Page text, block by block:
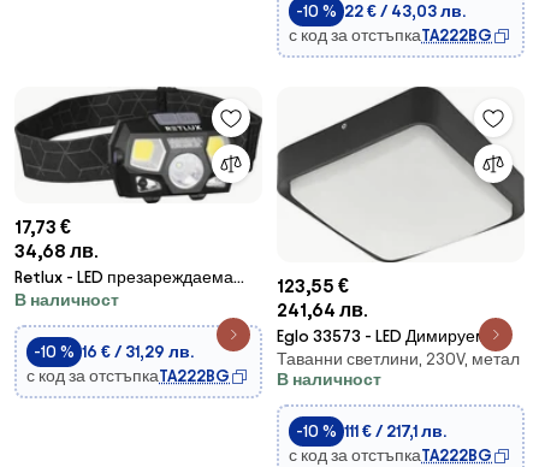
-10 % 22 € / 43,03 лв.
с код за отстъпкаTA222BG
17,73 €
34,68 лв.
Retlux - LED презареждаема
челна лампа със сензор
LED/3W/900 mAh IP44 черна
В наличност
-10 % 16 € / 31,29 лв.
с код за отстъпкаTA222BG
123,55 €
241,64 лв.
Eglo 33573 - LED Димируем
екстериорен таван лампа
PIOVE-C LED/14W/230V IP44
Таванни светлини, 230V, метал
В наличност
-10 % 111 € / 217,1 лв.
с код за отстъпкаTA222BG